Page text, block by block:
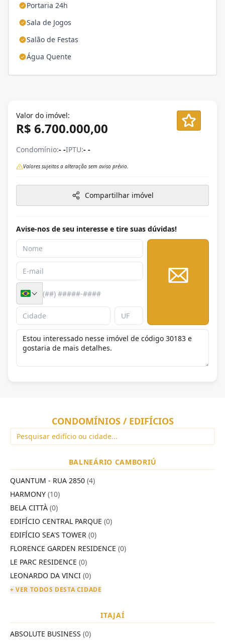
Portaria 24h
Sala de Jogos
Salão de Festas
Água Quente
Valor do imóvel:
R$ 6.700.000,00
Condomínio:- -IPTU:- -
Valores sujeitos a alteração sem aviso prévio.
Compartilhar imóvel
Avise-nos de seu interesse e tire suas dúvidas!
CONDOMÍNIOS / EDIFÍCIOS
BALNEÁRIO CAMBORIÚ
QUANTUM - RUA 2850 (4)
HARMONY (10)
BELA CITTÀ (0)
EDIFÍCIO CENTRAL PARQUE (0)
EDIFÍCIO SEA'S TOWER (0)
FLORENCE GARDEN RESIDENCE (0)
LE PARC RESIDENCE (0)
LEONARDO DA VINCI (0)
+ VER TODOS DESTA CIDADE
ITAJAÍ
ABSOLUTE BUSINESS (0)